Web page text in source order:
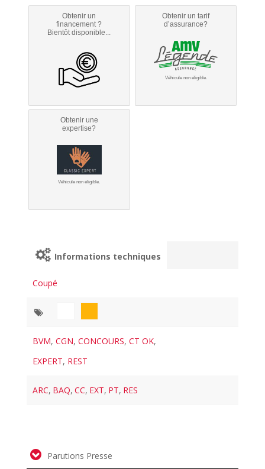
Obtenir un
financement ?
Bientôt disponible...
Obtenir un tarif
d’assurance?
Véhicule non éligible.
Obtenir une
expertise?
Véhicule non éligible.
Informations techniques
Coupé
BVM,CGN,CONCOURS,CT OK,
EXPERT, REST
ARC, BAQ, CC, EXT, PT, RES
Parutions Presse